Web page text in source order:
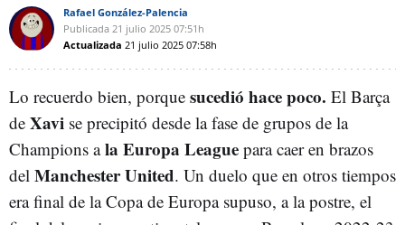
Rafael González-Palencia
Publicada 21 julio 2025 07:51h
Actualizada 21 julio 2025 07:58h
Lo recuerdo bien, porque sucedió hace poco. El Barça
de Xavi se precipitó desde la fase de grupos de la
Champions ala Europa League para caer en brazos
del Manchester United. Un duelo que en otros tiempos
era final de la Copa de Europa supuso, a la postre, el